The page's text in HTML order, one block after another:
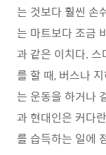
는 것보다 훨씬 손
는 마트보다 조금
과 같은 이치다.
를 할 때, 버스나
는 운동을 하거나
과 현대인은 커다
를 습득하는 일에